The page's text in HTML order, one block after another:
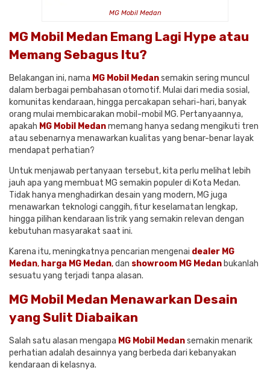
MG Mobil Medan
MG Mobil Medan Emang Lagi Hype atau
Memang Sebagus Itu?
Belakangan ini, nama MG Mobil Medansemakin sering muncul
dalam berbagai pembahasan otomotif. Mulai dari media sosial,
komunitas kendaraan, hingga percakapan sehari-hari, banyak
orang mulai membicarakan mobil-mobil MG. Pertanyaannya,
apakah MG Mobil Medanmemang hanya sedang mengikuti tren
atau sebenarnya menawarkan kualitas yang benar-benar layak
mendapat perhatian?
Untuk menjawab pertanyaan tersebut, kita perlu melihat lebih
jauh apa yang membuat MG semakin populer di Kota Medan.
Tidak hanya menghadirkan desain yang modern, MG juga
menawarkan teknologi canggih, fitur keselamatan lengkap,
hingga pilihan kendaraan listrik yang semakin relevan dengan
kebutuhan masyarakat saat ini.
Karena itu, meningkatnya pencarian mengenai dealer MG
Medan, harga MG Medan,dan showroom MG Medan bukanlah
sesuatu yang terjadi tanpa alasan.
MG Mobil Medan Menawarkan Desain
yang Sulit Diabaikan
Salah satu alasan mengapa MG Mobil Medansemakin menarik
perhatian adalah desainnya yang berbeda dari kebanyakan
kendaraan di kelasnya.